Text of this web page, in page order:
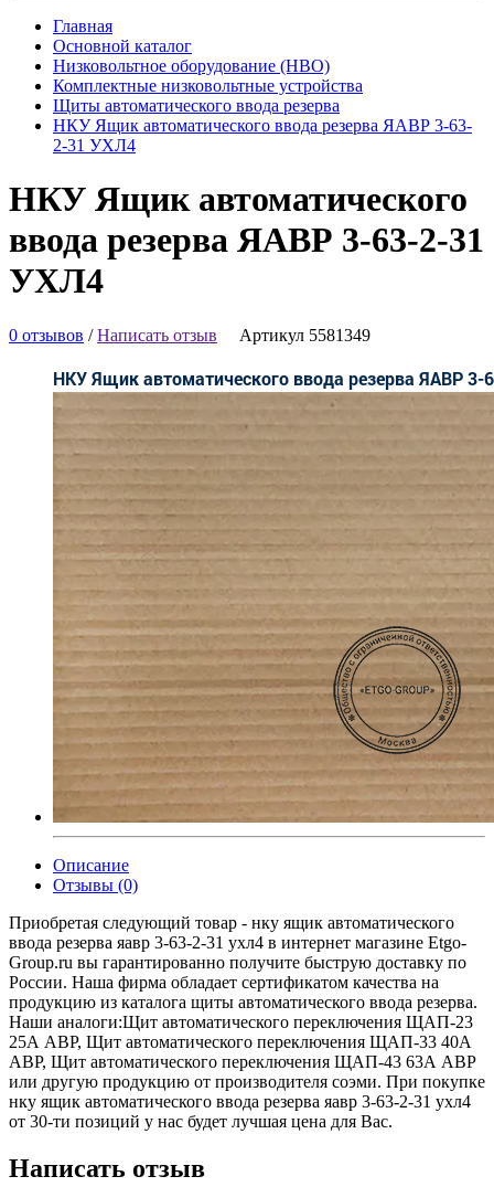
Главная
Основной каталог
Низковольтное оборудование (НВО)
Комплектные низковольтные устройства
Щиты автоматического ввода резерва
НКУ Ящик автоматического ввода резерва ЯАВР 3-63-
2-31 УХЛ4
НКУ Ящик автоматического
ввода резерва ЯАВР 3-63-2-31
УХЛ4
0 отзывов /Написать отзыв Артикул 5581349
Описание
Отзывы (0)
Приобретая следующий товар - нку ящик автоматического
ввода резерва яавр 3-63-2-31 ухл4 в интернет магазине Etgo-
Group.ru вы гарантированно получите быструю доставку по
России. Наша фирма обладает сертификатом качества на
продукцию из каталога щиты автоматического ввода резерва.
Наши аналоги:Щит автоматического переключения ЩАП-23
25А АВР, Щит автоматического переключения ЩАП-33 40А
АВР, Щит автоматического переключения ЩАП-43 63А АВР
или другую продукцию от производителя соэми. При покупке
нку ящик автоматического ввода резерва яавр 3-63-2-31 ухл4
от 30-ти позиций у нас будет лучшая цена для Вас.
Написать отзыв